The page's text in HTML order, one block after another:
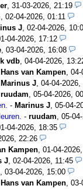
, 31-03-2026, 21:19
, 02-04-2026, 01:11
J, 02-04-2026,
04-2026, 17:12
, 03-04-2026, 16:08
vdb, 04-04-2026,
Hans van Kampen, 04-
Marinus J, 04-04-2026,
ruudam, 05-04-2026,
- Marinus J, 05-04-
- ruudam, 05-
04-2026, 18:35
22:26
Kampen, 01-04-
J, 02-04-2026, 11:45
, 03-04-2026, 15:00
Hans van Kampen, 03-